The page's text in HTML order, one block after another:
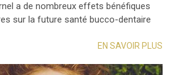
a de nombreux effets bénéfiques
sur la future santé bucco-dentaire
EN SAVOIR PLUS